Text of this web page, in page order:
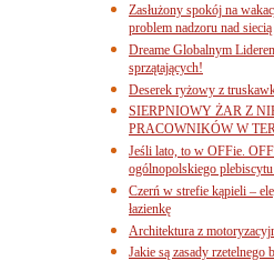
Zasłużony spokój na
problem nadzoru nad
Dreame Globalnym
sprzątających!
Deserek ryżowy z
SIERPNIOWY ŻAR Z
PRACOWNIKÓW W
Jeśli lato, to w OFFie.
ogólnopolskiego
Czerń w strefie kąpieli –
łazienkę
Architektura z
Jakie są zasady rzetelnego